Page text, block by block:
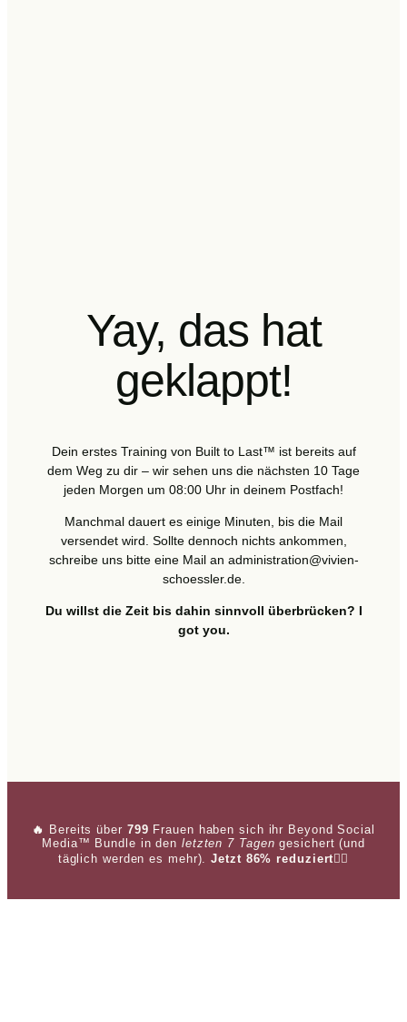
Yay, das hat
geklappt!
Dein erstes Training von Built to Last™ ist bereits auf
dem Weg zu dir – wir sehen uns die nächsten 10 Tage
jeden Morgen um 08:00 Uhr in deinem Postfach!
Manchmal dauert es einige Minuten, bis die Mail
versendet wird. Sollte dennoch nichts ankommen,
schreibe uns bitte eine Mail an administration@vivien-
schoessler.de.
Du willst die Zeit bis dahin sinnvoll überbrücken? I
got you.
🔥 Bereits über 799 Frauen haben sich ihr Beyond Social
Media™ Bundle in den letzten 7 Tagengesichert (und
täglich werden es mehr).Jetzt 86% reduziert👇🏼